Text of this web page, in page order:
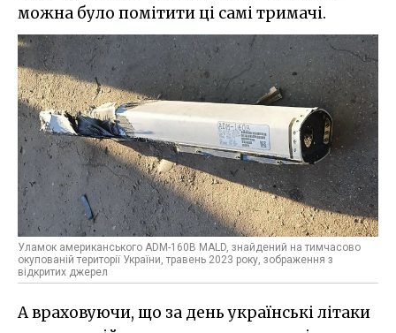
можна було помітити ці самі тримачі.
Уламок американського ADM-160B MALD, знайдений на тимчасово
окупованій території України, травень 2023 року, зображення з
відкритих джерел
А враховуючи, що за день українські літаки